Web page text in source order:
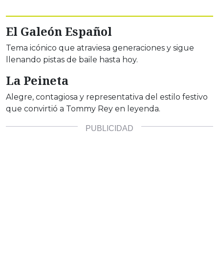
El Galeón Español
Tema icónico que atraviesa generaciones y sigue
llenando pistas de baile hasta hoy.
La Peineta
Alegre, contagiosa y representativa del estilo festivo
que convirtió a Tommy Rey en leyenda.